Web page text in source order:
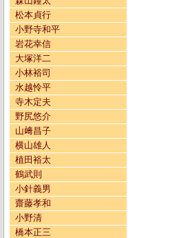
松本貞行
小野寺和平
岩花幸信
大塚洋二
小林裕司
水越怜平
寺木定夫
野尻悠介
山﨑昌子
横山雄人
植田裕太
鶴武則
小針義男
齋藤孝和
小野清
橋本正三